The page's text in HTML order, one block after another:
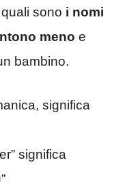
sono i nomi
meno e
bambino.
significa
significa